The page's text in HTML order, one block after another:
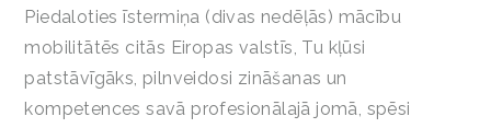
Piedaloties īstermiņa (divas nedēļās) mācību
mobilitātēs citās Eiropas valstīs, Tu kļūsi
patstāvīgāks, pilnveidosi zināšanas un
kompetences savā profesionālajā jomā, spēsi